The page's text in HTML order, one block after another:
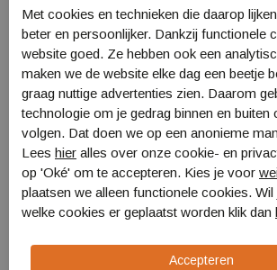
Fjällräven High Coast
Hip Pack
F23223
€ 59,99
Fjällräven
F78138
Met cookies en technieken die daarop
beter en persoonlijker. Dankzij functionele
website goed. Ze hebben ook een
maken we de website elke dag een beetje
graag nuttige advertenties zien. Daarom
technologie om je gedrag binnen en buiten
volgen. Dat doen we op een anonieme
Lees hier alles over onze cookie- en
op 'Oké' om te accepteren. Kies je voor
plaatsen we alleen functionele cookies. Wil
welke cookies er geplaatst worden klik dan